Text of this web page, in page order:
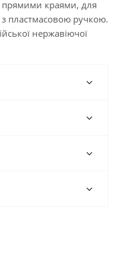
краями, для
пластмасовою ручкою.
нержавіючої